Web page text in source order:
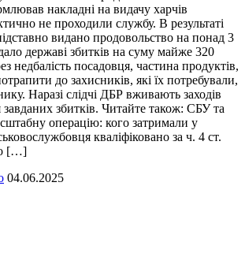
накладні на видачу харчів
не проходили службу. В результаті
видано продовольство на понад 3
державі збитків на суму майже 320
недбалість посадовця, частина продуктів,
до захисників, які їх потребували,
Наразі слідчі ДБР вживають заходів
збитків. Читайте також: СБУ та
операцію: кого затримали у
кваліфіковано за ч. 4 ст.
[…]
04.06.2025